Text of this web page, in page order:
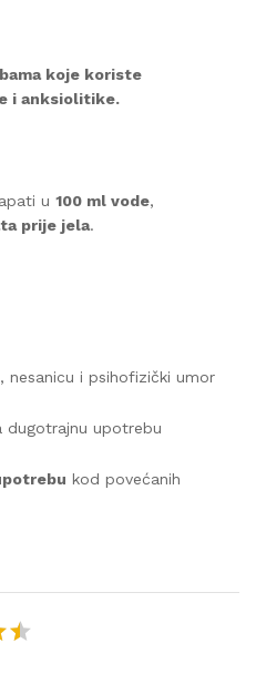
koje koriste
i anksiolitike.
u 100 ml vode,
prije jela.
nesanicu i psihofizički umor
dugotrajnu upotrebu
kod povećanih